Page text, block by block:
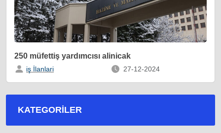
250 müfettiş yardımcısı alinicak
iş İlanlari 27-12-2024
KATEGORILER